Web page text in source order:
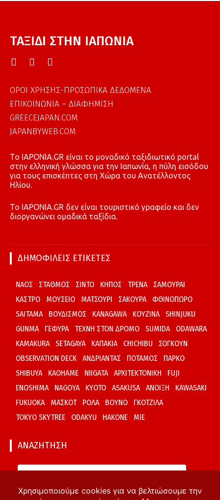
ΤΑΞΙΔΙ ΣΤΗΝ ΙΑΠΩΝΙΑ
ΟΡΟΙ ΧΡΗΣΗΣ-ΠΡΟΣΩΠΙΚΑ ΔΕΔΟΜΕΝΑ
ΕΠΙΚΟΙΝΩΝΙΑ – ΔΙΑΦΗΜΙΣΗ
GREECEJAPAN.COM
JAPANBYWEB.COM
To IAPONIA.GR είναι το μοναδικό ταξιδιωτικό portal
στην ελληνική γλώσσα για την Ιαπωνία, η πύλη εισόδου
για τους επισκέπτες στη Χώρα του Ανατέλλοντος
Ηλίου.
To IAPONIA.GR δεν είναι τουριστικό γραφείο και δεν
διοργανώνει ομαδικά ταξίδια.
ΔΗΜΟΦΙΛΕΙΣ ΕΤΙΚΕΤΕΣ
ΝΑΟΣ ΣΤΑΘΜΟΣ ΣΙΝΤΟ ΚΗΠΟΣ ΤΡΕΝΑ
ΣΑΜΟΥΡΑΙ
ΚΑΣΤΡΟ
ΜΟΥΣΕΙΟ ΜΑΤΣΟΥΡΙ ΣΑΚΟΥΡΑ
ΦΘΙΝΟΠΩΡΟ
SAITAMA
ΒΟΥΔΙΣΜΟΣ KANAGAWA ΚΟΥΖΙΝΑ
SHINJUKU
GUNMA
ΓΕΦΥΡΑ ΤΕΧΝΗ ΣΤΟΝ ΔΡΟΜΟ SUMIDA
ODAWARA
KAMAKURA
SETAGAYA ΚΑΠΑΚΙΑ CHICHIBU
ΣΟΓΚΟΥΝ
OBSERVATION DECK
ΑΝΔΡΙΑΝΤΑΣ ΠΟΤΑΜΟΣ
ΠΑΡΚΟ
SHIBUYA
KAOHAME NIIGATA ΑΡΧΙΤΕΚΤΟΝΙΚΗ
FUJI
ENOSHIMA
NAGOYA KYOTO ASAKUSA ΑΝΟΙΞΗ
KAWASAKI
FUKUOKA
ΜΑΣΚΟΤ ΡΟΛΑ ΒΟΥΝΟ
ΓΚΟΤΖΙΛΑ
TOKYO SKYTREE
ODAKYU HAKONE MIE
ΑΝΑΖΗΤΗΣΗ